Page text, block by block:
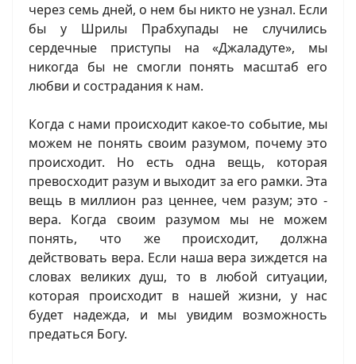
через семь дней, о нем бы никто не узнал. Если
бы у Шрилы Прабхупады не случились
сердечные приступы на «Джаладуте», мы
никогда бы не смогли понять масштаб его
любви и сострадания к нам.
Когда с нами происходит какое-то событие, мы
можем не понять своим разумом, почему это
происходит. Но есть одна вещь, которая
превосходит разум и выходит за его рамки. Эта
вещь в миллион раз ценнее, чем разум; это -
вера. Когда своим разумом мы не можем
понять, что же происходит, должна
действовать вера. Если наша вера зиждется на
словах великих душ, то в любой ситуации,
которая происходит в нашей жизни, у нас
будет надежда, и мы увидим возможность
предаться Богу.